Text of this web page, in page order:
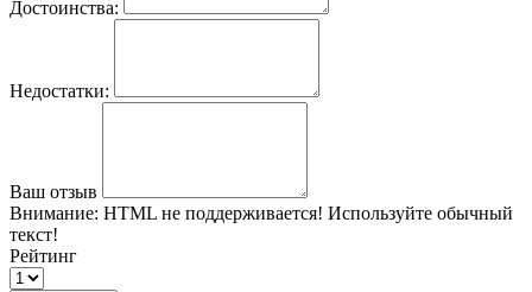
Достоинства:
Недостатки:
Ваш отзыв
Внимание: HTML не поддерживается! Используйте обычный
текст!
Рейтинг